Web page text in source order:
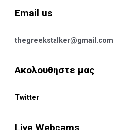
Email us
thegreekstalker@gmail.com
Ακολουθηστε μας
Twitter
Live Webcams